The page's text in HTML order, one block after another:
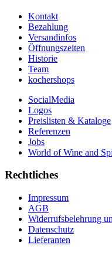
Kontakt
Bezahlung
Versandinfos
Öffnungszeiten
Historie
Team
kochershops
SocialMedia
Logos
Preislisten & Kataloge
Referenzen
Jobs
World of Wine and
Rechtliches
Impressum
AGB
Widerrufsbelehrung
Datenschutz
Lieferanten